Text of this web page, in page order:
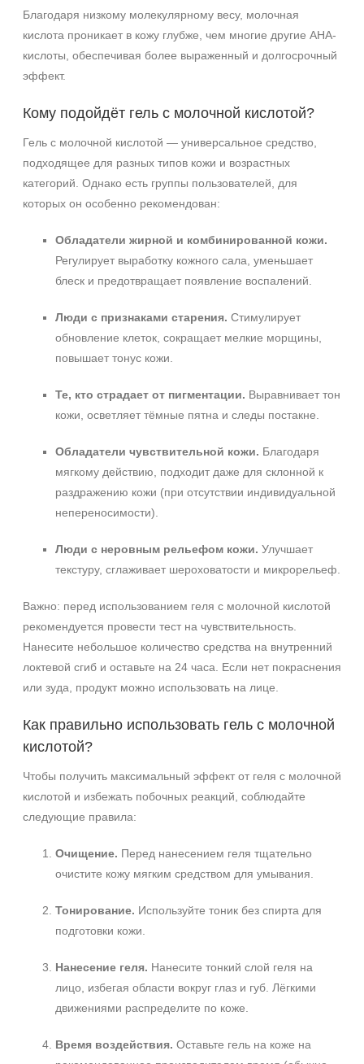
Благодаря низкому молекулярному весу, молочная
кислота проникает в кожу глубже, чем многие другие AHA-
кислоты, обеспечивая более выраженный и долгосрочный
эффект.
Кому подойдёт гель с молочной кислотой?
Гель с молочной кислотой — универсальное средство,
подходящее для разных типов кожи и возрастных
категорий. Однако есть группы пользователей, для
которых он особенно рекомендован:
Обладатели жирной и комбинированной кожи.
Регулирует выработку кожного сала, уменьшает
блеск и предотвращает появление воспалений.
Люди с признаками старения. Стимулирует
обновление клеток, сокращает мелкие морщины,
повышает тонус кожи.
Те, кто страдает от пигментации. Выравнивает тон
кожи, осветляет тёмные пятна и следы постакне.
Обладатели чувствительной кожи. Благодаря
мягкому действию, подходит даже для склонной к
раздражению кожи (при отсутствии индивидуальной
непереносимости).
Люди с неровным рельефом кожи. Улучшает
текстуру, сглаживает шероховатости и микрорельеф.
Важно: перед использованием геля с молочной кислотой
рекомендуется провести тест на чувствительность.
Нанесите небольшое количество средства на внутренний
локтевой сгиб и оставьте на 24 часа. Если нет покраснения
или зуда, продукт можно использовать на лице.
Как правильно использовать гель с молочной
кислотой?
Чтобы получить максимальный эффект от геля с молочной
кислотой и избежать побочных реакций, соблюдайте
следующие правила:
Очищение. Перед нанесением геля тщательно
очистите кожу мягким средством для умывания.
Тонирование. Используйте тоник без спирта для
подготовки кожи.
Нанесение геля. Нанесите тонкий слой геля на
лицо, избегая области вокруг глаз и губ. Лёгкими
движениями распределите по коже.
Время воздействия. Оставьте гель на коже на
+7 (929) 933-09-89